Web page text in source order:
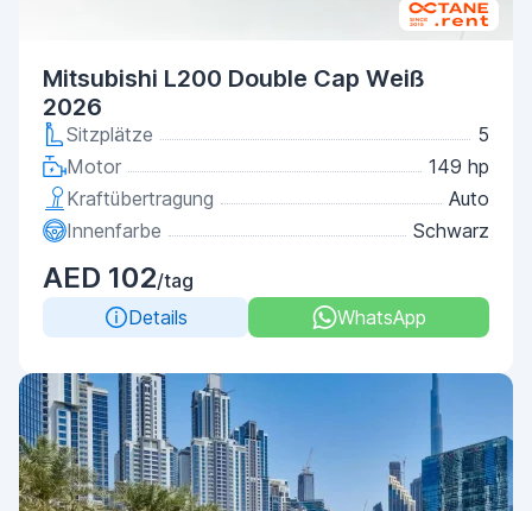
Mitsubishi L200 Double Cap Weiß
2026
Sitzplätze
5
Motor
149 hp
Kraftübertragung
Auto
Innenfarbe
Schwarz
AED 102/tag
Details
WhatsApp